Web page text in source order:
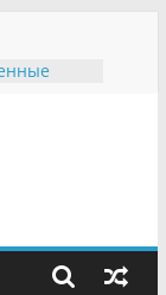
округа»